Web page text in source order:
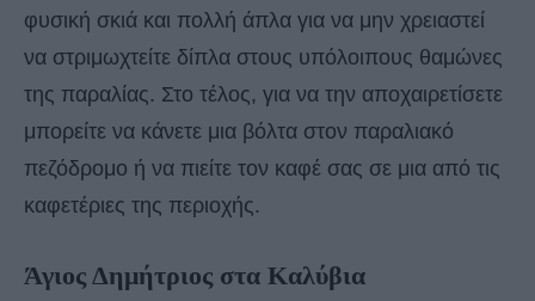
φυσική σκιά και πολλή άπλα για να μην χρειαστεί
να στριμωχτείτε δίπλα στους υπόλοιπους θαμώνες
της παραλίας. Στο τέλος, για να την αποχαιρετίσετε
μπορείτε να κάνετε μια βόλτα στον παραλιακό
πεζόδρομο ή να πιείτε τον καφέ σας σε μια από τις
καφετέριες της περιοχής.
Άγιος Δημήτριος στα Καλύβια